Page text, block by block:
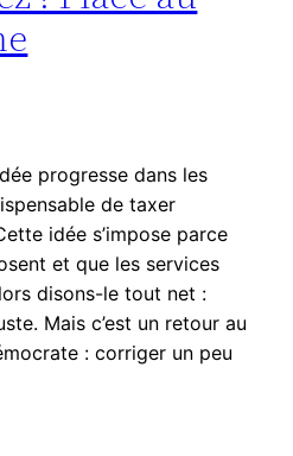
progresse dans les
de taxer
idée s’impose parce
et que les services
disons-le tout net :
Mais c’est un retour au
: corriger un peu